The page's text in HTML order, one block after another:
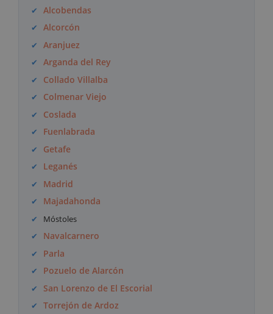
Alcobendas
Alcorcón
Aranjuez
Arganda del Rey
Collado Villalba
Colmenar Viejo
Coslada
Fuenlabrada
Getafe
Leganés
Madrid
Majadahonda
Móstoles
Navalcarnero
Parla
Pozuelo de Alarcón
San Lorenzo de El Escorial
Torrejón de Ardoz